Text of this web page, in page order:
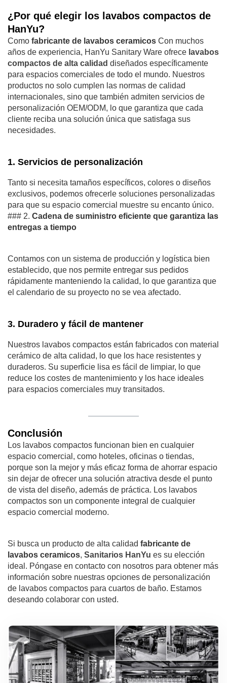
¿Por qué elegir los lavabos compactos de
HanYu?
Como fabricante de lavabos ceramicos Con muchos
años de experiencia, HanYu Sanitary Ware ofrece lavabos
compactos de alta calidad diseñados específicamente
para espacios comerciales de todo el mundo. Nuestros
productos no solo cumplen las normas de calidad
internacionales, sino que también admiten servicios de
personalización OEM/ODM, lo que garantiza que cada
cliente reciba una solución única que satisfaga sus
necesidades.
1. Servicios de personalización
Tanto si necesita tamaños específicos, colores o diseños
exclusivos, podemos ofrecerle soluciones personalizadas
para que su espacio comercial muestre su encanto único.
### 2. Cadena de suministro eficiente que garantiza las
entregas a tiempo
Contamos con un sistema de producción y logística bien
establecido, que nos permite entregar sus pedidos
rápidamente manteniendo la calidad, lo que garantiza que
el calendario de su proyecto no se vea afectado.
3. Duradero y fácil de mantener
Nuestros lavabos compactos están fabricados con material
cerámico de alta calidad, lo que los hace resistentes y
duraderos. Su superficie lisa es fácil de limpiar, lo que
reduce los costes de mantenimiento y los hace ideales
para espacios comerciales muy transitados.
Conclusión
Los lavabos compactos funcionan bien en cualquier
espacio comercial, como hoteles, oficinas o tiendas,
porque son la mejor y más eficaz forma de ahorrar espacio
sin dejar de ofrecer una solución atractiva desde el punto
de vista del diseño, además de práctica. Los lavabos
compactos son un componente integral de cualquier
espacio comercial moderno.
Si busca un producto de alta calidad fabricante de
lavabos ceramicos, Sanitarios HanYu es su elección
ideal. Póngase en contacto con nosotros para obtener más
información sobre nuestras opciones de personalización
de lavabos compactos para cuartos de baño. Estamos
deseando colaborar con usted.